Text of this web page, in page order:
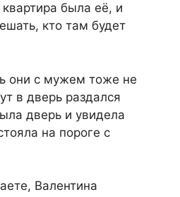
была её, и
кто там будет
они с мужем тоже не
в дверь раздался
дверь и увидела
на пороге с
Валентина